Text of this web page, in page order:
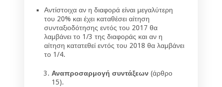
Αντίστοιχα αν η διαφορά είναι μεγαλύτερη
του 20% και έχει καταθέσει αίτηση
συνταξιοδότησης εντός του 2017 θα
λαμβάνει το 1/3 της διαφοράς και αν η
αίτηση κατατεθεί εντός του 2018 θα λαμβάνει
το 1/4.
Αναπροσαρμογή συντάξεων (άρθρο
15).